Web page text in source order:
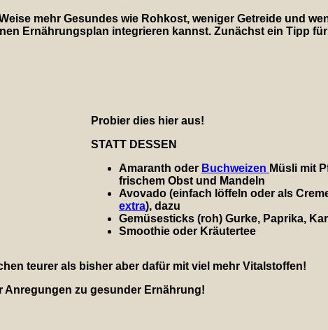
mehr Gesundes wie Rohkost, weniger Getreide und
Ernährungsplan integrieren kannst. Zunächst ein Tipp
Probier dies hier aus!
STATT DESSEN
Amaranth oder Buchweizen Müsli mit
frischem Obst und Mandeln
Avovado (einfach löffeln oder als
extra), dazu
Gemüsesticks (roh) Gurke, Paprika,
Smoothie oder Kräutertee
teurer als bisher aber dafür mit viel mehr Vitalstoffen!
Anregungen zu gesunder Ernährung!